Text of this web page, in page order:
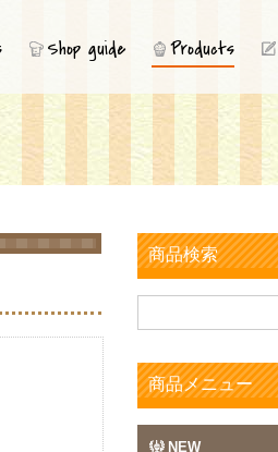
コ
ン
テ
Shop guide Products
商品検索
索:
商品メニュー
NEW